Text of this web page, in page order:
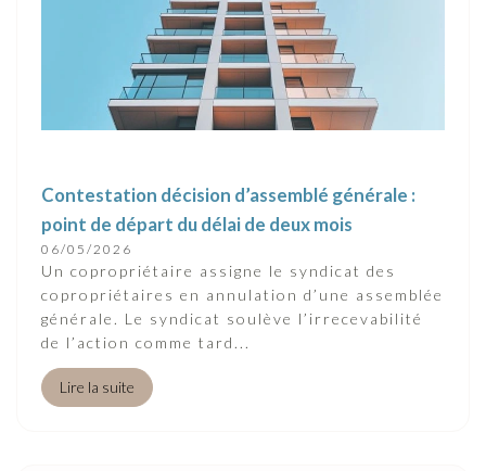
Contestation décision d’assemblé générale :
point de départ du délai de deux mois
06/05/2026
Un copropriétaire assigne le syndicat des
copropriétaires en annulation d’une assemblée
générale. Le syndicat soulève l’irrecevabilité
de l’action comme tard...
Lire la suite